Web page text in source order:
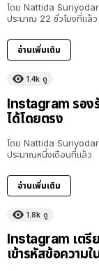
โดย Nattida
ประมาณ 22 ชั่วโมงที่แล้ว
อ่านเพิ่มเติม
1.4k ดู
Instagram รอง
ได้โดยตรง
โดย Nattida
ประมาณหนึ่งเดือนที่แล้ว
อ่านเพิ่มเติม
1.8k ดู
Instagram เต
เข้ารหัสข้อความ